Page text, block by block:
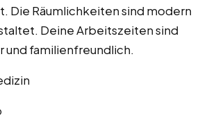
Die Räumlichkeiten sind modern
Deine Arbeitszeiten sind
und familienfreundlich.